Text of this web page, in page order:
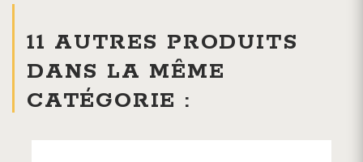
11 AUTRES PRODUITS
DANS LA MÊME
CATÉGORIE :